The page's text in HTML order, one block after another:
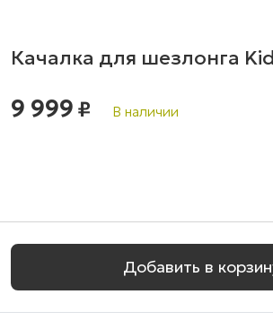
Качалка для шезлонга
9 999 ₽ В наличии
Добавить в